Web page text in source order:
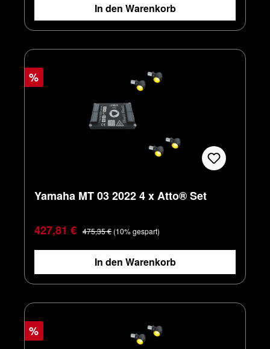
In den Warenkorb
%
Yamaha MT 03 2022 4 x Atto® Set
Verkaufspreis:
427,81 € Regulärer Preis:
475,35 € (10% gespart)
In den Warenkorb
%